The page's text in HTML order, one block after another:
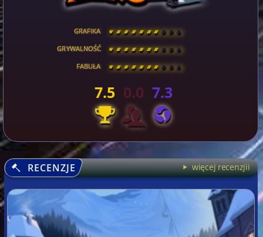
GRAFIKA [ \ \ \ \ \ \ \ \ ]
GRYWALNOŚĆ [ \ \ \ \ \ \ \ \ ]
FABUŁA [ \ \ \ \ \ \ \ \ ]
7.5 0.0 7.3
RECENZJE więcej recenzjii